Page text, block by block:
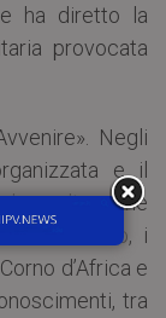
ha diretto la
provocata
Negli
e il
molte zone
Est asiatico, i
d’Africa e
tra